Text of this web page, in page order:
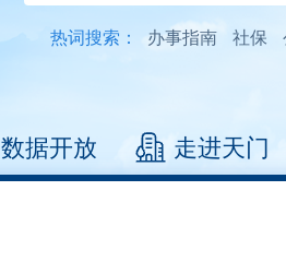
热词搜索： 办事指南 社保
数据开放 走进天门